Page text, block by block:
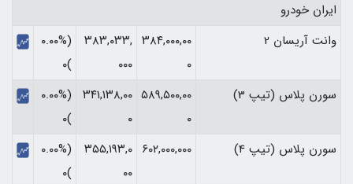
ایران خودرو
وانت آریسان 2
۳۸۴,۰۰۰,۰۰
۰
۳۸۳,۰۳۳,
۰۰۰
(۰.۰۰%
)۰
سورن پلاس (تیپ 3)
۵۸۹,۵۰۰,۰۰
۰
۳۴۱,۱۳۸,۰۰
۰
(۰.۰۰%
)۰
سورن پلاس (تیپ 4)
۶۰۲,۰۰۰,۰۰۰ ۳۵۵,۱۹۳,۰
۰۰
(۰.۰۰%
)۰